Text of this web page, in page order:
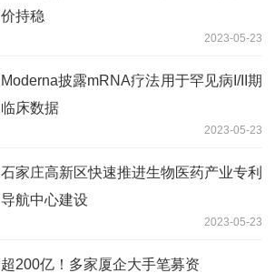
价持稳
2023-05-23
Moderna披露mRNA疗法用于罕见病I/II期
临床数据
2023-05-23
石家庄高新区快速推进生物医药产业专利
导航中心建设
2023-05-23
超200亿！多家厦企大手笔募资